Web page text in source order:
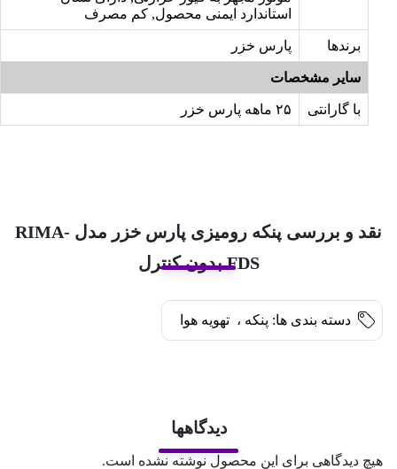
استاندارد ایمنی محصول, کم مصرف
برندها پارس خزر
سایر مشخصات
با گارانتی ۲۵ ماهه پارس خزر
نقد و بررسی پنکه رومیزی پارس خزر مدل RIMA-
FDS بدون کنترل
دسته بندی ها: پنکه ، تهویه هوا
دیدگاهها
هیچ دیدگاهی برای این محصول نوشته نشده است.